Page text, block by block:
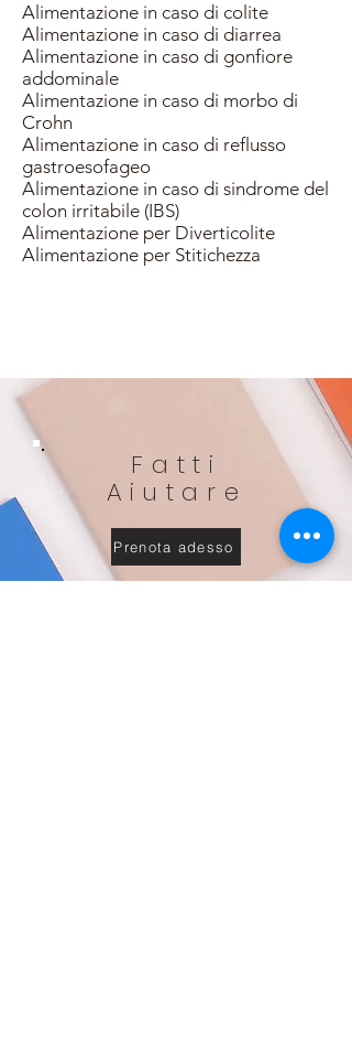
Alimentazione in caso di colite
Alimentazione in caso di diarrea
Alimentazione in caso di gonfiore
addominale
Alimentazione in caso di morbo di
Crohn
Alimentazione in caso di reflusso
gastroesofageo
Alimentazione in caso di sindrome del
colon irritabile (IBS)
Alimentazione per Diverticolite
Alimentazione per Stitichezza
Fatti
Aiutare
Prenota adesso